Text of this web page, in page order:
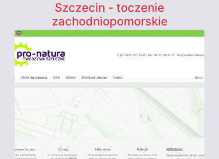
Szczecin - toczenie
zachodniopomorskie